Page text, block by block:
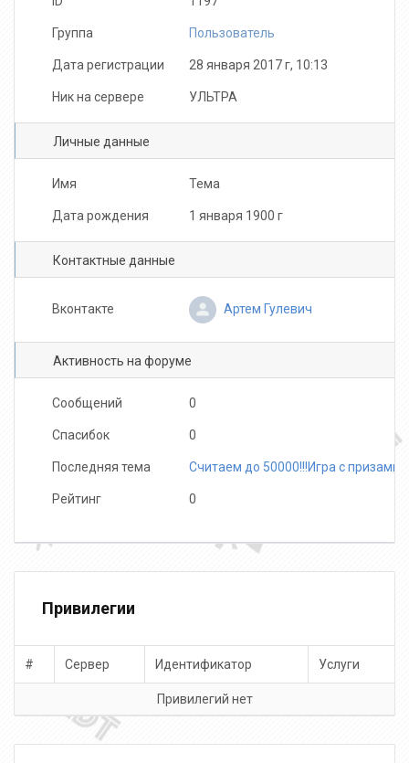
Dmitriu Ykovlev mo9_sterva
Яна Добровольская aloE
LiriKa
Группа Пользователь
Дата регистрации 28 января 2017 г, 10:13
Ник на сервере УЛЬТРА
Личные данные
Имя Тема
Дата рождения 1 января 1900 г
Контактные данные
Вконтакте Артем Гулевич
Активность на форуме
Сообщений 0
Спасибок 0
Последняя тема Считаем до 50000!!!Игра с призами
Рейтинг 0
Привилегии
# Сервер Идентификатор Услуги
Привилегий нет